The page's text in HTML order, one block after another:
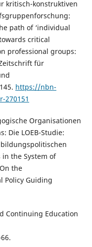
kritisch-konstruktiven
path of ‘individual
critical
professional groups:
für
https://nbn-
270151
Organisationen
Die LOEB-Studie:
the System of
the
Policy Guiding
Continuing Education